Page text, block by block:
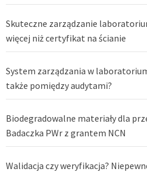
Skuteczne zarządzanie
więcej niż certyfikat na ścianie
System zarządzania w
także pomiędzy audytami?
Biodegradowalne materiały dla
Badaczka PWr z grantem NCN
Walidacja czy weryfikacja?